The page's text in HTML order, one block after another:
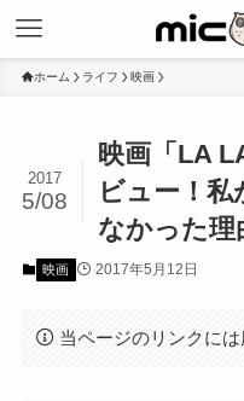
ホーム ライフ 映画
映画「LA
ビュー！
なかった理
2017
5/08
映画 2017年5月12日
当ページのリンクには